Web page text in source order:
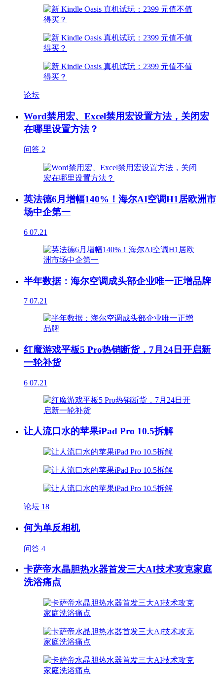
论坛
Word禁用宏、Excel禁用宏设置方法，关闭宏
在哪里设置方法？
问答 2
英法德6月增幅140%！海尔AI空调H1居欧洲市
场中企第一
6 07.21
半年数据：海尔空调成头部企业唯一正增品牌
7 07.21
红魔游戏平板5 Pro热销断货，7月24日开启新
一轮补货
6 07.21
让人流口水的苹果iPad Pro 10.5拆解
论坛 18
何为单反相机
问答 4
卡萨帝水晶胆热水器首发三大AI技术攻克家庭
洗浴痛点